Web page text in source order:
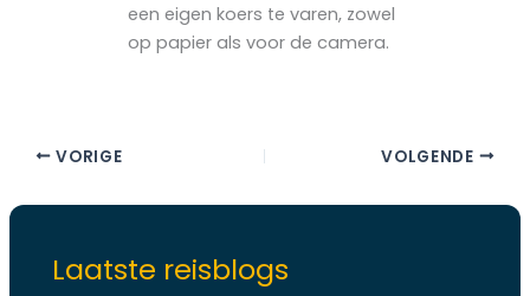
een eigen koers te varen, zowel
op papier als voor de camera.
VORIGE VOLGENDE
Laatste reisblogs